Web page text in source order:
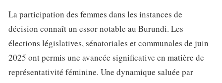
La participation des femmes dans les instances de
décision connaît un essor notable au Burundi. Les
élections législatives, sénatoriales et communales de juin
2025 ont permis une avancée significative en matière de
représentativité féminine. Une dynamique saluée par